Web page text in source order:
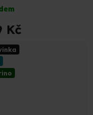
pohodlí
Kč